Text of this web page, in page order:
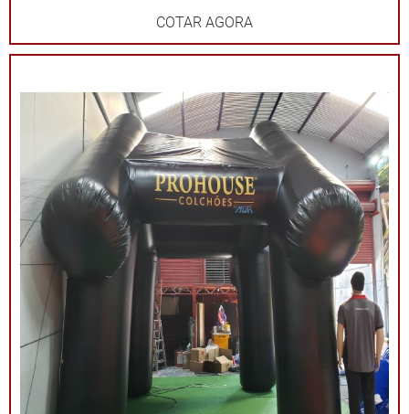
marca de forma impactante. Cada tenda é projetada
ampla visibilidade com cores vibrantes e áreas
mensagem. Além de proteger contra sol ou chuva,
elas criam um ponto de referência visual que atrai o
público e fortalece sua presença em qualquer evento.
Por que escolher as tendas infláveis da 3D Mídia
Balões? Personalização completa: Formatos, cores e
impressões exclusivas. Praticidade: Fácil transporte,
montagem e desmontagem. Durabilidade: Feitas com
materiais resistentes para uso frequente. Impacto
visual: Garantem destaque em meio a qualquer
cenário. Dê destaque à sua marca e torne seu evento
inesquecível com uma solução que combina
funcionalidade e impacto visual!
COTAR AGORA